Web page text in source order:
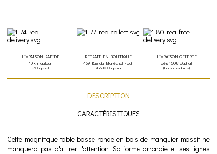
LIVRAISON RAPIDE
10 km autour
d'Orgeval
RETRAIT EN BOUTIQUE
469 Rue du Maréchal Foch
78630 Orgeval
LIVRAISON OFFERTE
dès 150€ d'achat
(hors meubles)
DESCRIPTION
CARACTÉRISTIQUES
Cette magnifique table basse ronde en bois de manguier massif ne
manquera pas d'attirer l'attention. Sa forme arrondie et ses lignes